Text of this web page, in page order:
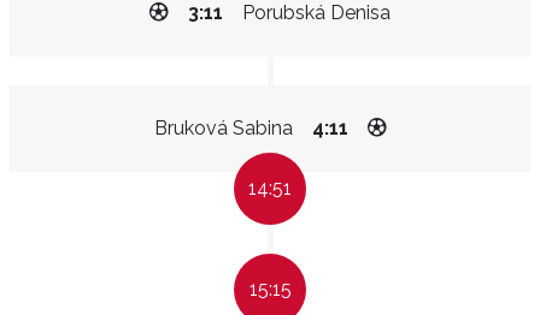
Porubská Denisa
3:11
Bruková Sabina 4:11
14:51
15:15